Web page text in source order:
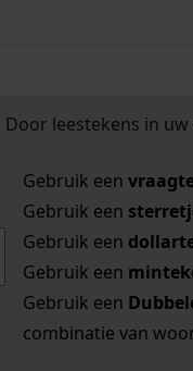
Door leestekens in
Gebruik een
Gebruik een
Gebruik een
Gebruik een
Gebruik een
combinatie van